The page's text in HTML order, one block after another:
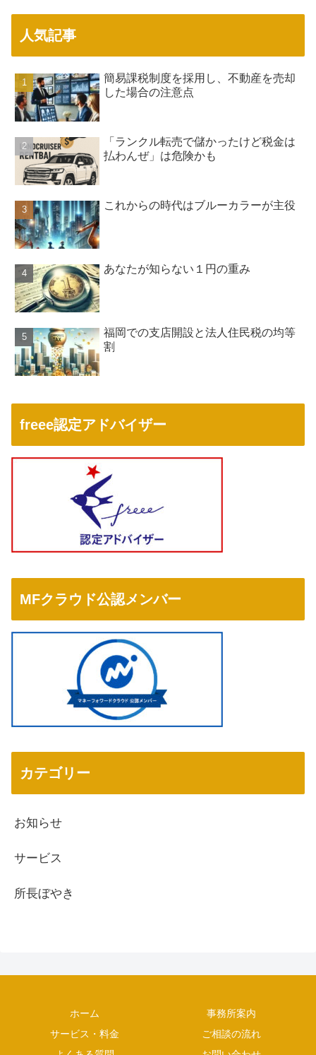
人気記事
簡易課税制度を採用し、不動産を売却
した場合の注意点
「ランクル転売で儲かったけど税金は
払わんぜ」は危険かも
これからの時代はブルーカラーが主役
あなたが知らない１円の重み
福岡での支店開設と法人住民税の均等
割
freee認定アドバイザー
MFクラウド公認メンバー
カテゴリー
お知らせ
サービス
所長ぼやき
ホーム
事務所案内
サービス・料金
ご相談の流れ